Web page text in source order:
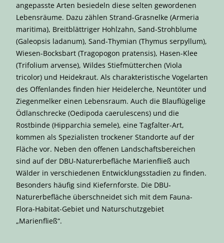
angepasste Arten besiedeln diese selten gewordenen
Lebensräume. Dazu zählen Strand-Grasnelke (Armeria
maritima), Breitblättriger Hohlzahn, Sand-Strohblume
(Galeopsis ladanum), Sand-Thymian (Thymus serpyllum),
Wiesen-Bocksbart (Tragopogon pratensis), Hasen-Klee
(Trifolium arvense), Wildes Stiefmütterchen (Viola
tricolor) und Heidekraut. Als charakteristische Vogelarten
des Offenlandes finden hier Heidelerche, Neuntöter und
Ziegenmelker einen Lebensraum. Auch die Blauflügelige
Ödlanschrecke (Oedipoda caerulescens) und die
Rostbinde (Hipparchia semele), eine Tagfalter-Art,
kommen als Spezialisten trockener Standorte auf der
Fläche vor. Neben den offenen Landschaftsbereichen
sind auf der DBU-Naturerbefläche Marienfließ auch
Wälder in verschiedenen Entwicklungsstadien zu finden.
Besonders häufig sind Kiefernforste. Die DBU-
Naturerbefläche überschneidet sich mit dem Fauna-
Flora-Habitat-Gebiet und Naturschutzgebiet
„Marienfließ“.